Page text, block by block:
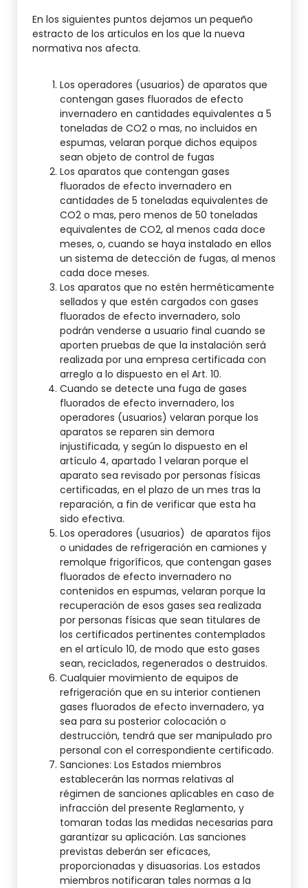
En los siguientes puntos dejamos un pequeño
estracto de los articulos en los que la nueva
normativa nos afecta.
Los operadores (usuarios) de aparatos que
contengan gases fluorados de efecto
invernadero en cantidades equivalentes a 5
toneladas de CO2 o mas, no incluidos en
espumas, velaran porque dichos equipos
sean objeto de control de fugas
Los aparatos que contengan gases
fluorados de efecto invernadero en
cantidades de 5 toneladas equivalentes de
CO2 o mas, pero menos de 50 toneladas
equivalentes de CO2, al menos cada doce
meses, o, cuando se haya instalado en ellos
un sistema de detección de fugas, al menos
cada doce meses.
Los aparatos que no estén herméticamente
sellados y que estén cargados con gases
fluorados de efecto invernadero, solo
podrán venderse a usuario final cuando se
aporten pruebas de que la instalación será
realizada por una empresa certificada con
arreglo a lo dispuesto en el Art. 10.
Cuando se detecte una fuga de gases
fluorados de efecto invernadero, los
operadores (usuarios) velaran porque los
aparatos se reparen sin demora
injustificada, y según lo dispuesto en el
artículo 4, apartado 1 velaran porque el
aparato sea revisado por personas físicas
certificadas, en el plazo de un mes tras la
reparación, a fin de verificar que esta ha
sido efectiva.
Los operadores (usuarios) de aparatos fijos
o unidades de refrigeración en camiones y
remolque frigoríficos, que contengan gases
fluorados de efecto invernadero no
contenidos en espumas, velaran porque la
recuperación de esos gases sea realizada
por personas físicas que sean titulares de
los certificados pertinentes contemplados
en el artículo 10, de modo que esto gases
sean, reciclados, regenerados o destruidos.
Cualquier movimiento de equipos de
refrigeración que en su interior contienen
gases fluorados de efecto invernadero, ya
sea para su posterior colocación o
destrucción, tendrá que ser manipulado pro
personal con el correspondiente certificado.
Sanciones: Los Estados miembros
establecerán las normas relativas al
régimen de sanciones aplicables en caso de
infracción del presente Reglamento, y
tomaran todas las medidas necesarias para
garantizar su aplicación. Las sanciones
previstas deberán ser eficaces,
proporcionadas y disuasorias. Los estados
miembros notificaran tales normas a la